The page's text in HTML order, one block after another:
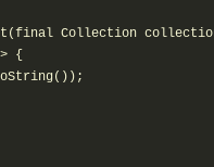
Collection
{